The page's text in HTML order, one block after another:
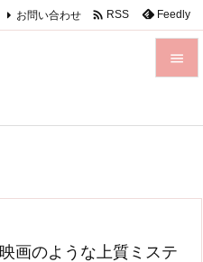

次へ
お問い合わせ  RSS Feedly
画のような上質ミステ